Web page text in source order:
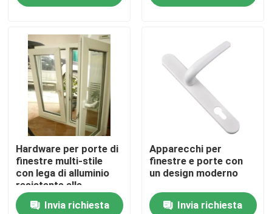
Circa noi
Giro della fabbrica
Controllo di qualità
Contattici
Hardware per porte di
finestre multi-stile
con lega di alluminio
resistente alle
intemperie
Invia richiesta
Apparecchi per
finestre e porte con
un design moderno
Invia richiesta